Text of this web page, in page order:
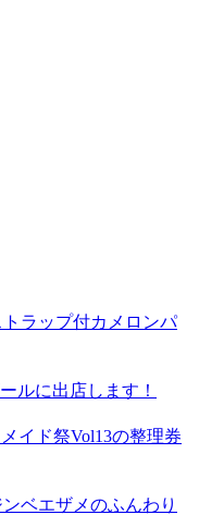
トラップ付カメロンパ
ルに出店します！
イド祭Vol13の整理券
ベエザメのふんわり